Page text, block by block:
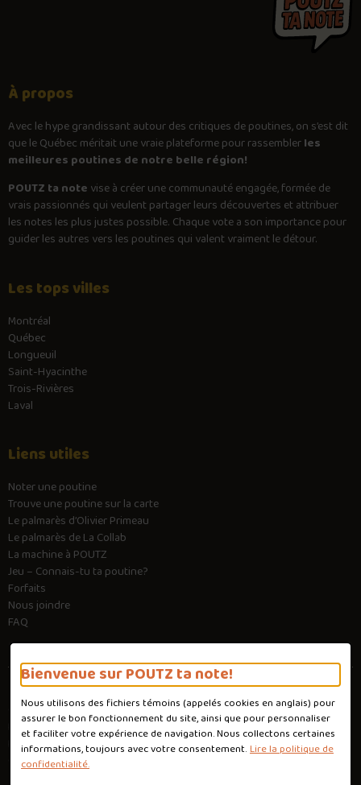
Bienvenue sur POUTZ ta note!
Nous utilisons des fichiers témoins (appelés cookies en anglais) pour
assurer le bon fonctionnement du site, ainsi que pour personnaliser
et faciliter votre expérience de navigation. Nous collectons certaines
informations, toujours avec votre consentement.Lire la politique de
confidentialité.
À propos
Avec lehypegrandissant autour des critiques de poutines, on s’est dit
que le Québec méritait une vraie plateforme pour rassemblerles
meilleures poutines de notre belle région!
POUTZ ta note vise à créer une communauté engagée, formée de
vrais passionnés qui veulent partager leurs découvertes et attribuer
les notes les plus justes possible. Chaque vote a son importance pour
guider les autres vers les poutines qui valent vraiment le détour.
Les tops villes
Montréal
Québec
Longueuil
Saint-Hyacinthe
Trois-Rivières
Laval
Liens utiles
Noter une poutine
Trouve une poutine sur la carte
Le palmarès d’Olivier Primeau
Le palmarès de La Collab
La machine à POUTZ
Jeu – Connais-tu ta poutine?
Forfaits
Nous joindre
FAQ
Conditions d'utilisation
Politique de confidentialité
Personnaliser les cookies
Conception :Ekloweb